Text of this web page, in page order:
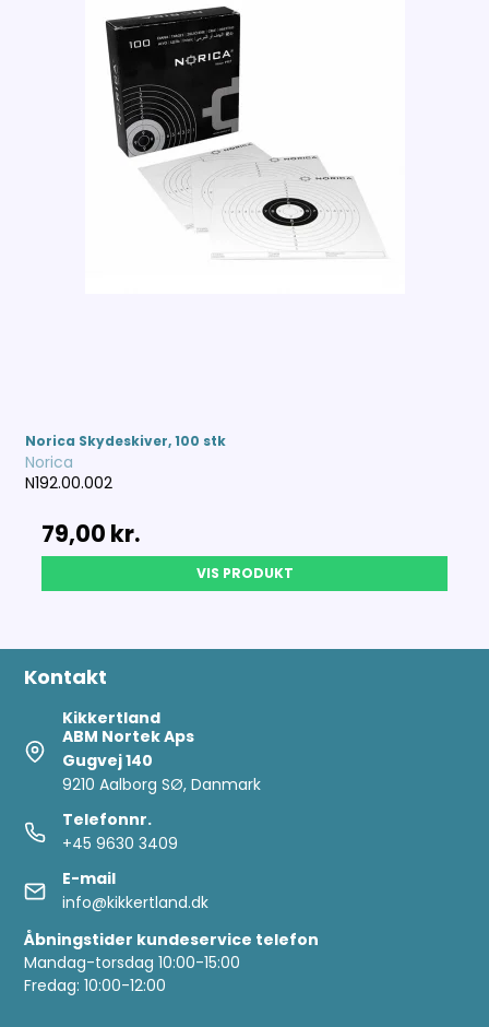
Norica Skydeskiver, 100 stk
Norica
N192.00.002
79,00 kr.
VIS PRODUKT
Kontakt
Kikkertland
ABM Nortek Aps
Gugvej 140
9210 Aalborg SØ, Danmark
Telefonnr.
+45 9630 3409
E-mail
info@kikkertland.dk
Åbningstider kundeservice telefon
Mandag-torsdag 10:00-15:00
Fredag: 10:00-12:00